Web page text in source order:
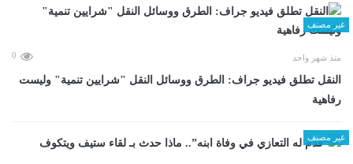
غير مصنف
منذ شهر واحد 0
​النقل تطلق فيديو جراف: الطرق ووسائل النقل "شرايين تنمية" وليست
رفاهية
غير مصنف